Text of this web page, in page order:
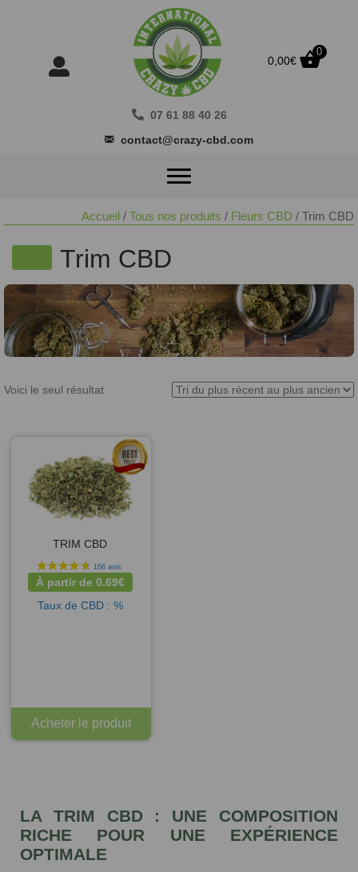
0,00€
0
07 61 88 40 26
contact@crazy-cbd.com
Accueil / Tous nos produits / Fleurs CBD / Trim CBD
Trim CBD
Voici le seul résultat
TRIM CBD
À partir de 0.69€
Taux de CBD : %
Acheter le produit
LA TRIM CBD : UNE COMPOSITION
RICHE POUR UNE EXPÉRIENCE
OPTIMALE